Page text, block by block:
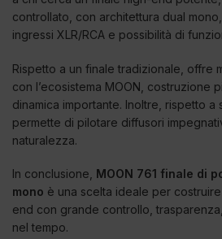
controllato, con architettura dual
ingressi XLR/RCA e possibilità di
Rispetto a un finale tradizionale, offre
con l’ecosistema MOON, costruzione
dinamica importante. Inoltre, rispetto a
permette di pilotare diffusori
naturalezza.
In conclusione, MOON 761 finale di
mono è una scelta ideale per
end con grande controllo,
nel tempo.